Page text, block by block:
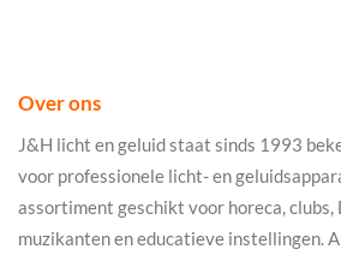
Over ons
J&H licht en geluid staat sinds 1993
voor professionele licht- en
assortiment geschikt voor horeca, clubs,
muzikanten en educatieve instellingen.